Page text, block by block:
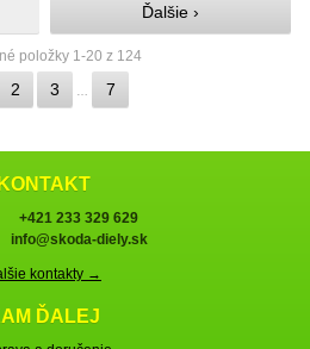
Ďalšie ›
položky 1-20 z 124
2 3 7
KONTAKT
+421 233 329 629
info@skoda-diely.sk
kontakty →
ĎALEJ